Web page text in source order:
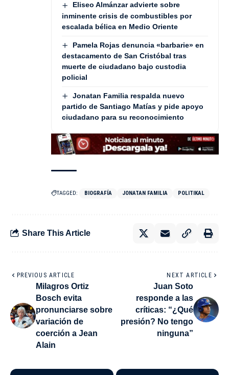
Eliseo Almánzar advierte sobre
inminente crisis de combustibles por
escalada bélica en Medio Oriente
Pamela Rojas denuncia «barbarie» en
destacamento de San Cristóbal tras
muerte de ciudadano bajo custodia
policial
Jonatan Familia respalda nuevo
partido de Santiago Matías y pide apoyo
ciudadano para su reconocimiento
TAGGED: BIOGRAFÍA JONATAN FAMILIA POLITIKAL
Share This Article
PREVIOUS ARTICLE
Milagros Ortiz
Bosch evita
pronunciarse sobre
variación de
coerción a Jean
Alain
NEXT ARTICLE
Juan Soto
responde a las
críticas: “¿Qué
presión? No tengo
ninguna”